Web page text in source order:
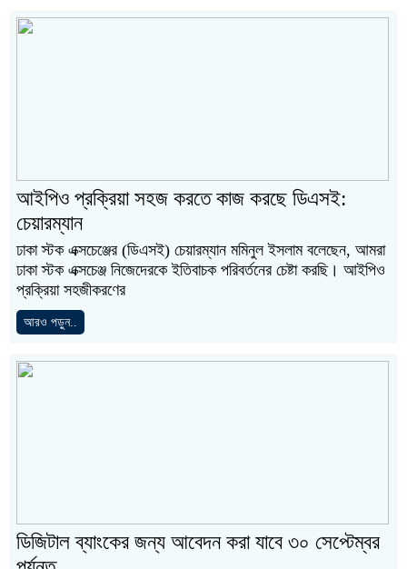
আইপিও প্রক্রিয়া সহজ করতে কাজ করছে ডিএসই:
চেয়ারম্যান
ঢাকা স্টক এক্সচেঞ্জের (ডিএসই) চেয়ারম্যান মমিনুল ইসলাম বলেছেন, আমরা
ঢাকা স্টক এক্সচেঞ্জ নিজেদেরকে ইতিবাচক পরিবর্তনের চেষ্টা করছি। আইপিও
প্রক্রিয়া সহজীকরণের
আরও পড়ুন..
ডিজিটাল ব্যাংকের জন্য আবেদন করা যাবে ৩০ সেপ্টেম্বর